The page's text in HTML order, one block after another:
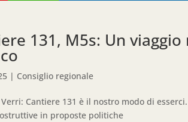
131, M5s: Un
| Consiglio regionale
Cantiere 131 è il nostro modo di
in proposte politiche